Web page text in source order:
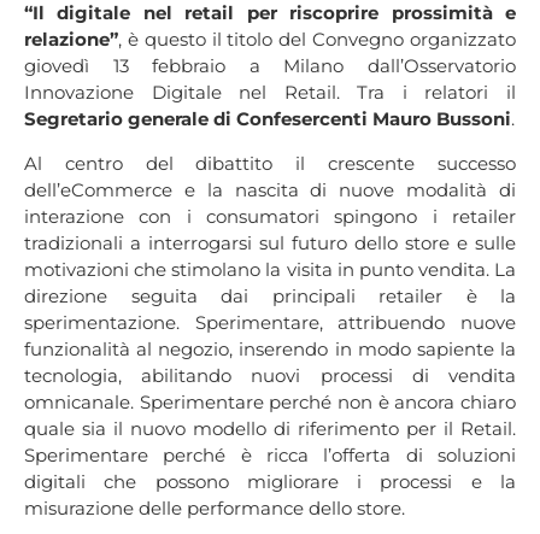
“Il digitale nel retail per riscoprire prossimità e
relazione”, è questo il titolo del Convegno organizzato
giovedì 13 febbraio a Milano dall’Osservatorio
Innovazione Digitale nel Retail. Tra i relatori il
Segretario generale di Confesercenti Mauro Bussoni.
Al centro del dibattito il crescente successo
dell’eCommerce e la nascita di nuove modalità di
interazione con i consumatori spingono i retailer
tradizionali a interrogarsi sul futuro dello store e sulle
motivazioni che stimolano la visita in punto vendita. La
direzione seguita dai principali retailer è la
sperimentazione. Sperimentare, attribuendo nuove
funzionalità al negozio, inserendo in modo sapiente la
tecnologia, abilitando nuovi processi di vendita
omnicanale. Sperimentare perché non è ancora chiaro
quale sia il nuovo modello di riferimento per il Retail.
Sperimentare perché è ricca l’offerta di soluzioni
digitali che possono migliorare i processi e la
misurazione delle performance dello store.